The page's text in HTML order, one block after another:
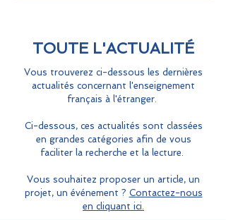
TOUTE L'ACTUALITÉ
Vous trouverez ci-dessous les dernières
actualités concernant l'enseignement
français à l'étranger.
Ci-dessous, ces actualités sont classées
en grandes catégories afin de vous
faciliter la recherche et la lecture.
Vous souhaitez proposer un article, un
projet, un événement ? Contactez-nous
en cliquant ici.